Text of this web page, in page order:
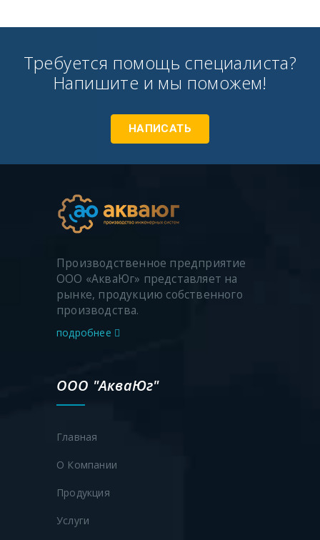
Требуется помощь специалиста?
Напишите и мы поможем!
НАПИСАТЬ
Производственное предприятие
ООО «АкваЮг» представляет на
рынке, продукцию собственного
производства.
подробнее
ООО "АкваЮг"
Главная
О Компании
Продукция
Услуги